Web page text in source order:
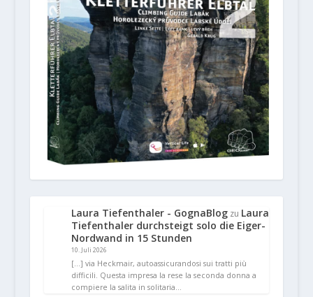
Laura Tiefenthaler - GognaBlogzu Laura
Tiefenthaler durchsteigt solo die Eiger-
Nordwand in 15 Stunden
10. Juli 2026
[…] via Heckmair, autoassicurandosi sui tratti più
difficili. Questa impresa la rese la seconda donna a
compiere la salita in solitaria…